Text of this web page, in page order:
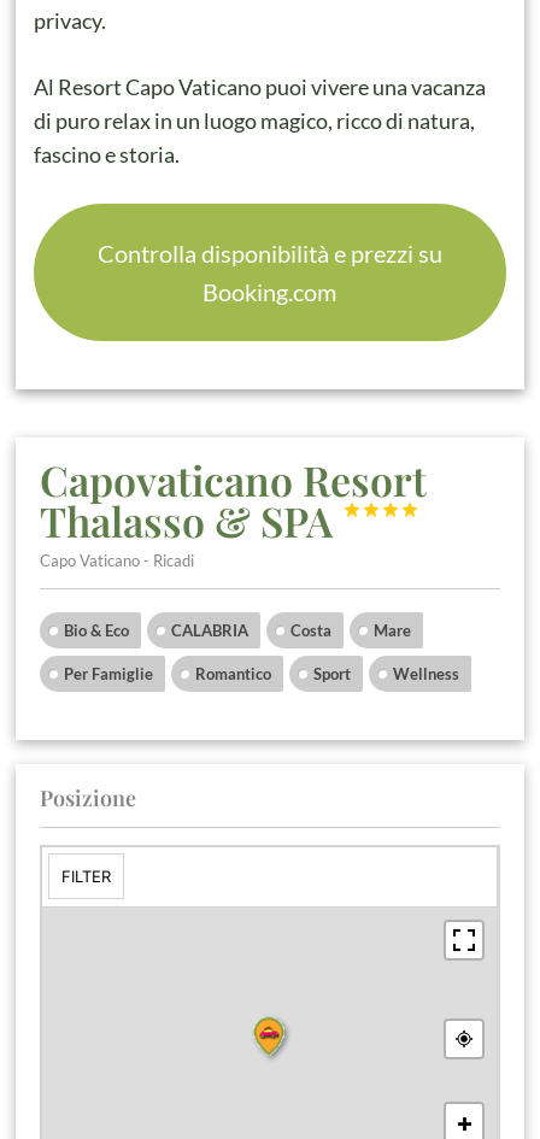
privacy.
Al Resort Capo Vaticano puoi vivere una vacanza
di puro relax in un luogo magico, ricco di natura,
fascino e storia.
Controlla disponibilità e prezzi su
Booking.com
Capovaticano Resort
Thalasso & SPA 



Capo Vaticano - Ricadi
Bio & Eco CALABRIA Costa Mare
Per Famiglie Romantico Sport Wellness
Posizione